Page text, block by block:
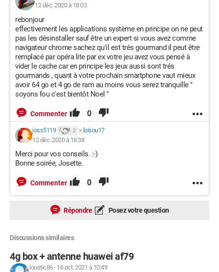
12 déc. 2020 à 18:03
rebonjour
effectivement les applications système en principe on ne peut
pas les désinstaller sauf être un expert si vous avez comme
navigateur chrome sachez qu'il est trés gourmand il peut être
remplacé par opéra lite par ex votre jeu avez vous pensé à
vider le cache car en principe les jeux aussi sont trés
gourmands , quant à votre prochain smartphone vaut mieux
avoir 64 go et 4 go de ram au moins vous serez tranquille "
soyons fou c'est bientôt Noel "
Commenter 0
joss5119 2 > loisou17
12 déc. 2020 à 18:38
Merci pour vos conseils. :-)
Bonne soirée, Josette.
Commenter 0
Répondre Posez votre question
Discussions similaires
4g box + antenne huawei af79
loustic86- 16 oct. 2021 à 10:49